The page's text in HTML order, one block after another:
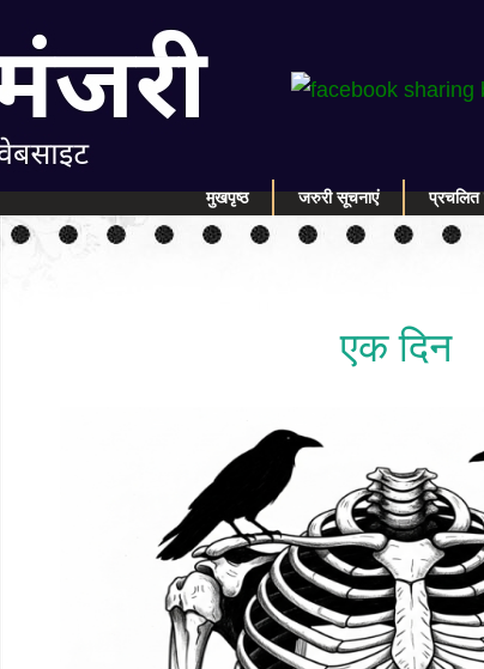
मुखपृष्ठ जरुरी सूचनाएं प्रचलित
एक दिन